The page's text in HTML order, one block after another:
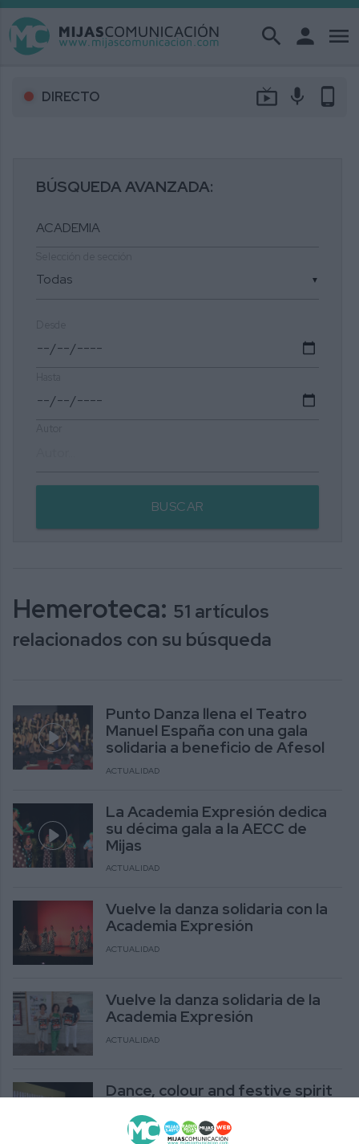
search person menu
DIRECTO live_tv mic phone_android
BÚSQUEDA AVANZADA:
▼
BUSCAR
Hemeroteca: 51 artículos
relacionados con su búsqueda
Punto Danza llena el Teatro
Manuel España con una gala
solidaria a beneficio de Afesol
ACTUALIDAD
La Academia Expresión dedica
su décima gala a la AECC de
Mijas
ACTUALIDAD
Vuelve la danza solidaria con la
Academia Expresión
ACTUALIDAD
Vuelve la danza solidaria de la
Academia Expresión
ACTUALIDAD
Dance, colour and festive spirit
Fama Academy